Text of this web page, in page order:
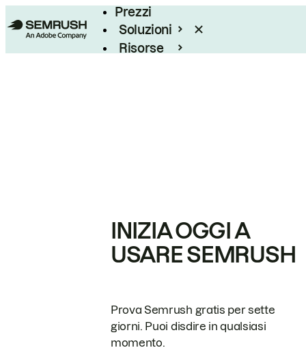
Prezzi
Soluzioni
Risorse
INIZIA OGGI A
USARE SEMRUSH
Prova Semrush gratis per sette
giorni. Puoi disdire in qualsiasi
momento.